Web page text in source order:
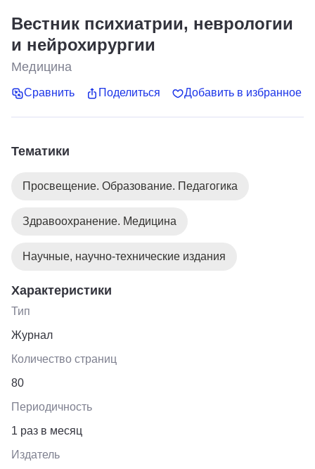
Вестник психиатрии, неврологии
и нейрохирургии
Медицина
Сравнить Поделиться Добавить в избранное
Тематики
Просвещение. Образование. Педагогика
Здравоохранение. Медицина
Научные, научно-технические издания
Характеристики
Тип
Журнал
Количество страниц
80
Периодичность
1 раз в месяц
Издатель